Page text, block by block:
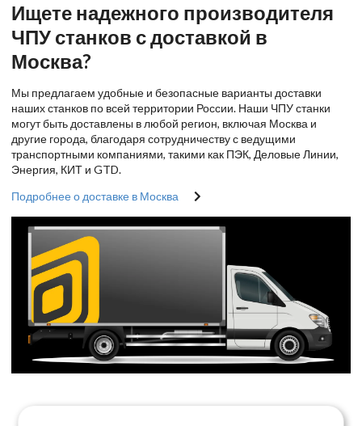
Ищете надежного производителя
ЧПУ станков с доставкой в
Москва?
Мы предлагаем удобные и безопасные варианты доставки
наших станков по всей территории России. Наши ЧПУ станки
могут быть доставлены в любой регион, включая Москва и
другие города, благодаря сотрудничеству с ведущими
транспортными компаниями, такими как ПЭК, Деловые Линии,
Энергия, КИТ и GTD.
Подробнее о доставке в Москва